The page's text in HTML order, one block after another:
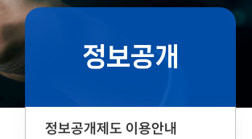
정보공개
정보공개제도 이용안내